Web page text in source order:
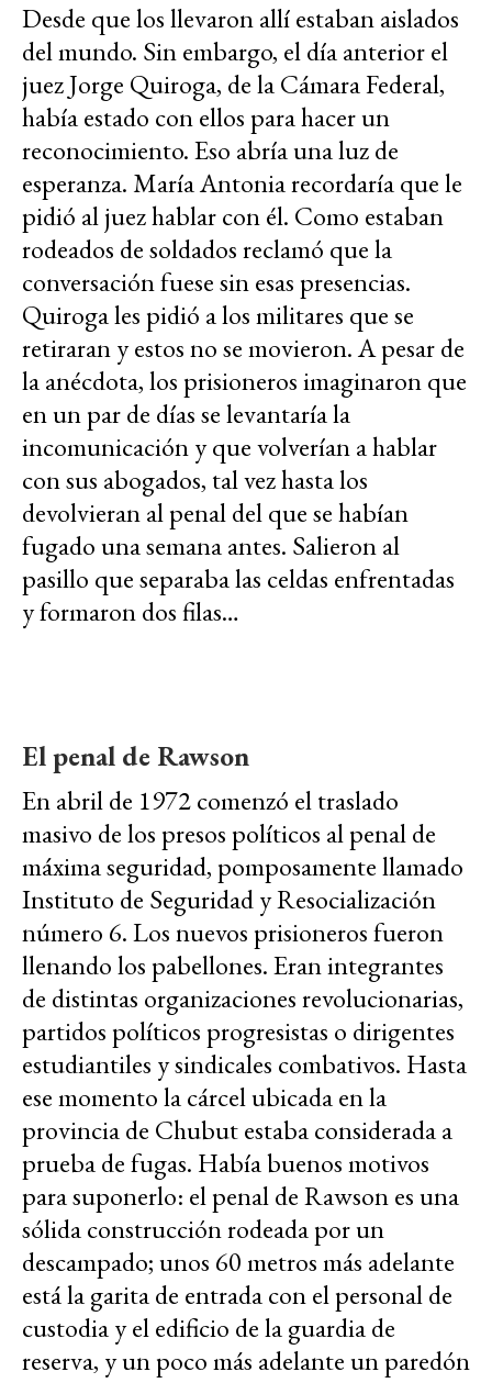
Desde que los llevaron allí estaban aislados
del mundo. Sin embargo, el día anterior el
juez Jorge Quiroga, de la Cámara Federal,
había estado con ellos para hacer un
reconocimiento. Eso abría una luz de
esperanza. María Antonia recordaría que le
pidió al juez hablar con él. Como estaban
rodeados de soldados reclamó que la
conversación fuese sin esas presencias.
Quiroga les pidió a los militares que se
retiraran y estos no se movieron. A pesar de
la anécdota, los prisioneros imaginaron que
en un par de días se levantaría la
incomunicación y que volverían a hablar
con sus abogados, tal vez hasta los
devolvieran al penal del que se habían
fugado una semana antes. Salieron al
pasillo que separaba las celdas enfrentadas
y formaron dos filas…
El penal de Rawson
En abril de 1972 comenzó el traslado
masivo de los presos políticos al penal de
máxima seguridad, pomposamente llamado
Instituto de Seguridad y Resocialización
número 6. Los nuevos prisioneros fueron
llenando los pabellones. Eran integrantes
de distintas organizaciones revolucionarias,
partidos políticos progresistas o dirigentes
estudiantiles y sindicales combativos. Hasta
ese momento la cárcel ubicada en la
provincia de Chubut estaba considerada a
prueba de fugas. Había buenos motivos
para suponerlo: el penal de Rawson es una
sólida construcción rodeada por un
descampado; unos 60 metros más adelante
está la garita de entrada con el personal de
custodia y el edificio de la guardia de
reserva, y un poco más adelante un paredón